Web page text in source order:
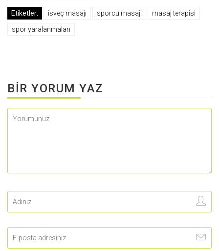
Etiketler: i̇sveç masajı sporcu masajı masaj terapisi
spor yaralanmaları
BIR YORUM YAZ